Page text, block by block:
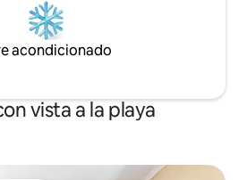
coche, pero
utilizan el taxi
acondicionado
vista a la playa